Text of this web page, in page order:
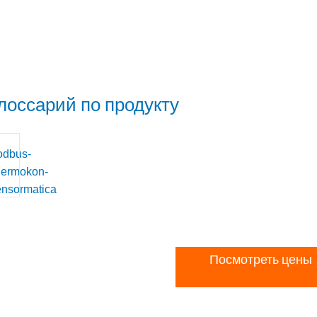
по продукту
Посмотреть цены